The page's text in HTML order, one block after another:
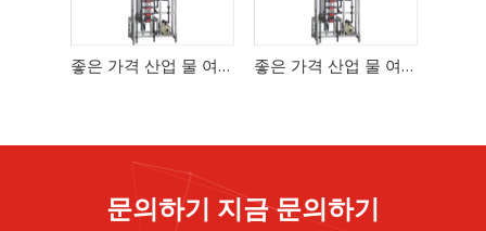
좋은 가격 산업 물 여과 시스템 역삼투 좋은 가격 산업 물 여과 시스템 역삼투
문의하기 지금 문의하기